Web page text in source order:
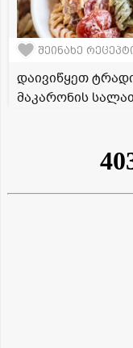
შეინახე
დაივიწყეთ
მაკარონის